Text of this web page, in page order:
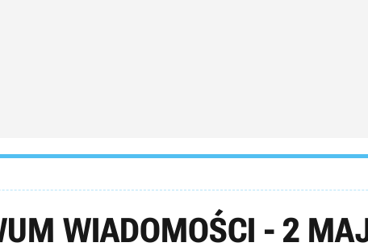
WIADOMOŚCI - 2